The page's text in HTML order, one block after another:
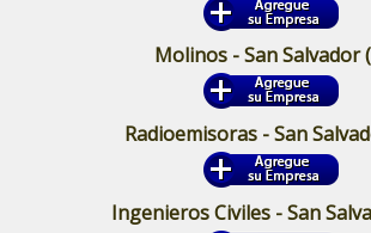
Molinos - San Salvador
Radioemisoras - San
Ingenieros Civiles - San